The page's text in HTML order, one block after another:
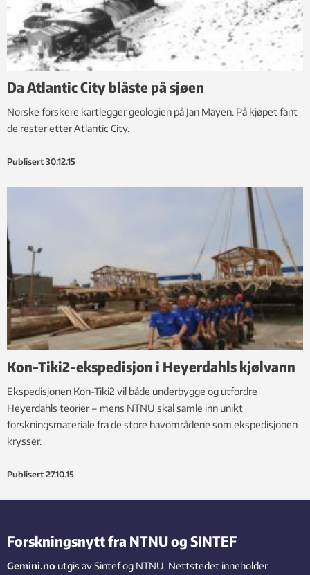
Da Atlantic City blåste på sjøen
Norske forskere kartlegger geologien på Jan Mayen. På kjøpet fant
de rester etter Atlantic City.
Publisert 30.12.15
Kon-Tiki2-ekspedisjon i Heyerdahls kjølvann
Ekspedisjonen Kon-Tiki2 vil både underbygge og utfordre
Heyerdahls teorier – mens NTNU skal samle inn unikt
forskningsmateriale fra de store havområdene som ekspedisjonen
krysser.
Publisert 27.10.15
Forskningsnytt fra NTNU og SINTEF
Gemini.no utgis av Sintef og NTNU. Nettstedet inneholder